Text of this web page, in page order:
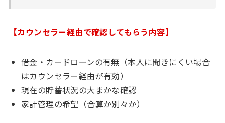
【カウンセラー経由で確認してもらう内容】
借金・カードローンの有無（本人に聞きにくい場合
はカウンセラー経由が有効）
現在の貯蓄状況の大まかな確認
家計管理の希望（合算か別々か）